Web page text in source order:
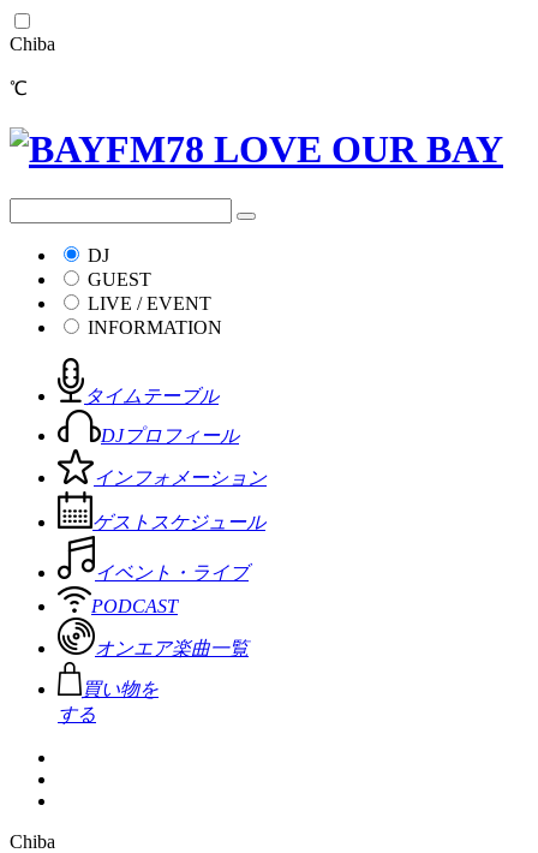
Chiba
℃
DJ
GUEST
LIVE / EVENT
INFORMATION
タイムテーブル
DJプロフィール
インフォメーション
ゲストスケジュール
イベント・ライブ
PODCAST
オンエア楽曲一覧
買い物を
する
Chiba